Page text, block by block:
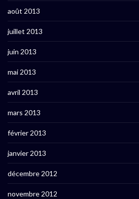
août 2013
juillet 2013
juin 2013
mai 2013
avril 2013
mars 2013
février 2013
janvier 2013
décembre 2012
novembre 2012